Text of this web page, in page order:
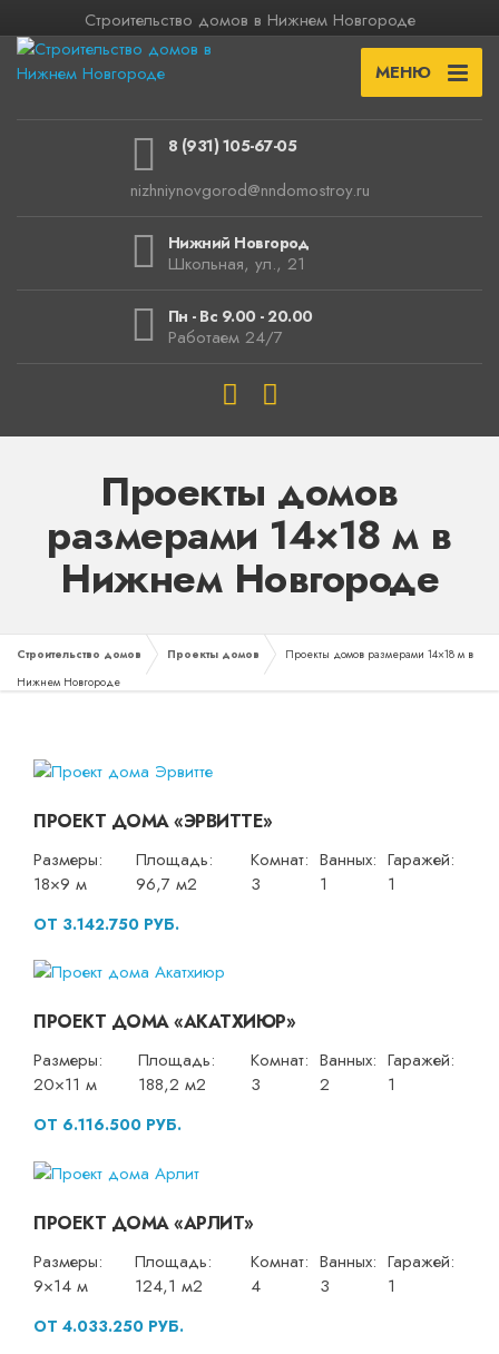
Строительство домов в Нижнем Новгороде
МЕНЮ
8 (931) 105-67-05
nizhniynovgorod@nndomostroy.ru
Нижний Новгород
Школьная, ул., 21
Пн - Вс 9.00 - 20.00
Работаем 24/7
Проекты домов
размерами 14×18 м в
Нижнем Новгороде
Строительство домов Проекты домов
Проекты домов размерами 14×18 м в
Нижнем Новгороде
ПРОЕКТ ДОМА «ЭРВИТТЕ»
Размеры:
18×9 м
Площадь:
96,7 м2
Комнат:
3
Ванных:
1
Гаражей:
1
ОТ 3.142.750 РУБ.
ПРОЕКТ ДОМА «АКАТХИЮР»
Размеры:
20×11 м
Площадь:
188,2 м2
Комнат:
3
Ванных:
2
Гаражей:
1
ОТ 6.116.500 РУБ.
ПРОЕКТ ДОМА «АРЛИТ»
Размеры:
9×14 м
Площадь:
124,1 м2
Комнат:
4
Ванных:
3
Гаражей:
1
ОТ 4.033.250 РУБ.